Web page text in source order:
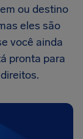
ou destino
eles são
você ainda
pronta para